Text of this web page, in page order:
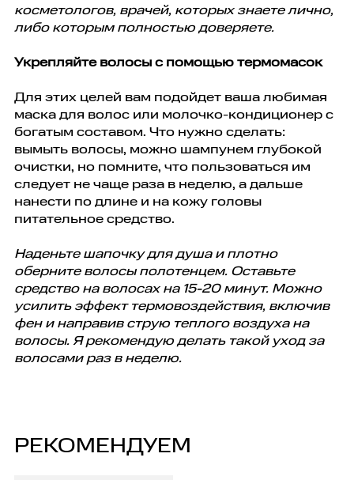
косметологов, врачей, которых знаете лично,
либо которым полностью доверяете.
Укрепляйте волосы с помощью термомасок
Для этих целей вам подойдет ваша любимая
маска для волос или молочко-кондиционер с
богатым составом. Что нужно сделать:
вымыть волосы, можно шампунем глубокой
очистки, но помните, что пользоваться им
следует не чаще раза в неделю, а дальше
нанести по длине и на кожу головы
питательное средство.
Наденьте шапочку для душа и плотно
оберните волосы полотенцем. Оставьте
средство на волосах на 15-20 минут. Можно
усилить эффект термовоздействия, включив
фен и направив струю теплого воздуха на
волосы. Я рекомендую делать такой уход за
волосами раз в неделю.
РЕКОМЕНДУЕМ